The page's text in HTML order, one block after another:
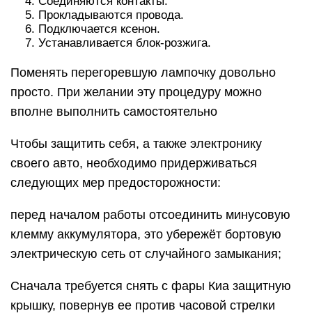
Прокладываются провода.
Подключается ксенон.
Устанавливается блок-розжига.
Поменять перегоревшую лампочку довольно
просто. При желании эту процедуру можно
вполне выполнить самостоятельно
Чтобы защитить себя, а также электронику
своего авто, необходимо придерживаться
следующих мер предосторожности:
перед началом работы отсоединить минусовую
клемму аккумулятора, это убережёт бортовую
электрическую сеть от случайного замыкания;
Сначала требуется снять с фары Киа защитную
крышку, повернув ее против часовой стрелки